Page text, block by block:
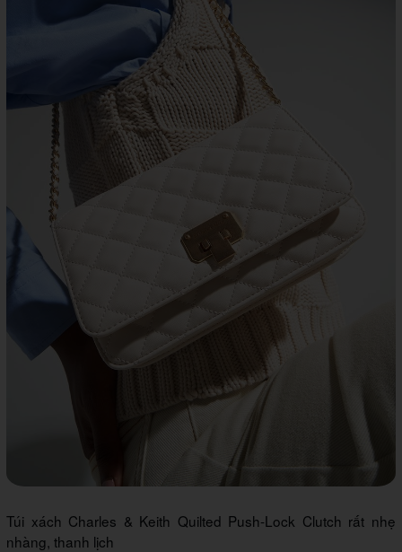
Túi xách Charles & Keith Quilted Push-Lock Clutch rất nhẹ
nhàng, thanh lịch